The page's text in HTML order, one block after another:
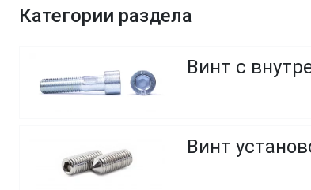
Категории раздела
Винт с
Винт